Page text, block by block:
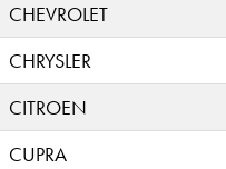
CHEVROLET
CHRYSLER
CITROEN
CUPRA